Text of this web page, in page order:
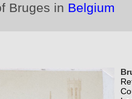
Bruges in Belgium